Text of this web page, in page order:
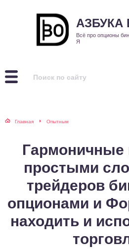
Всё про опционы
Я
Главная Опытным
Гармоничные
простыми
трейдеров
опционами и
находить и